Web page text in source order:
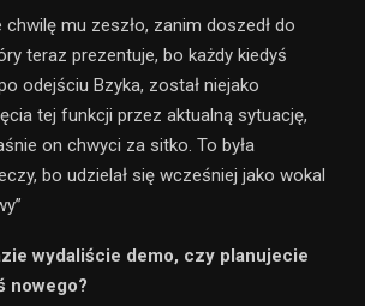
chwilę mu zeszło, zanim doszedł do
teraz prezentuje, bo każdy kiedyś
odejściu Bzyka, został niejako
tej funkcji przez aktualną sytuację,
on chwyci za sitko. To była
bo udzielał się wcześniej jako wokal
wydaliście demo, czy planujecie
nowego?